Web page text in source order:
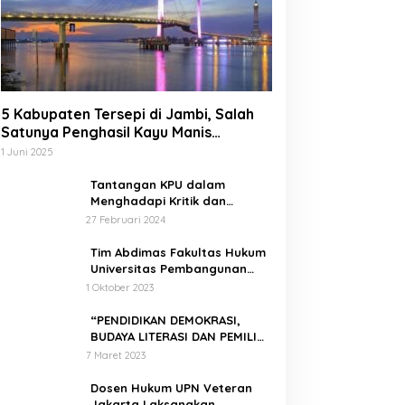
5 Kabupaten Tersepi di Jambi, Salah
Satunya Penghasil Kayu Manis
Terbesar di Dunia
1 Juni 2025
Tantangan KPU dalam
Menghadapi Kritik dan
Tekanan Politik
27 Februari 2024
Tim Abdimas Fakultas Hukum
Universitas Pembangunan
Nasional Veteran Jakarta
dan Pendaftaran Dua Badan
Hukum Sekaligus
1 Oktober 2023
“PENDIDIKAN DEMOKRASI,
BUDAYA LITERASI DAN PEMILIH
CERDAS”
7 Maret 2023
Dosen Hukum UPN Veteran